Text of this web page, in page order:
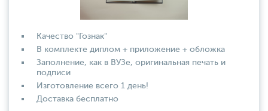
Качество "Гознак"
В комплекте диплом + приложение + обложка
Заполнение, как в ВУЗе, оригинальная печать и
подписи
Изготовление всего 1 день!
Доставка бесплатно